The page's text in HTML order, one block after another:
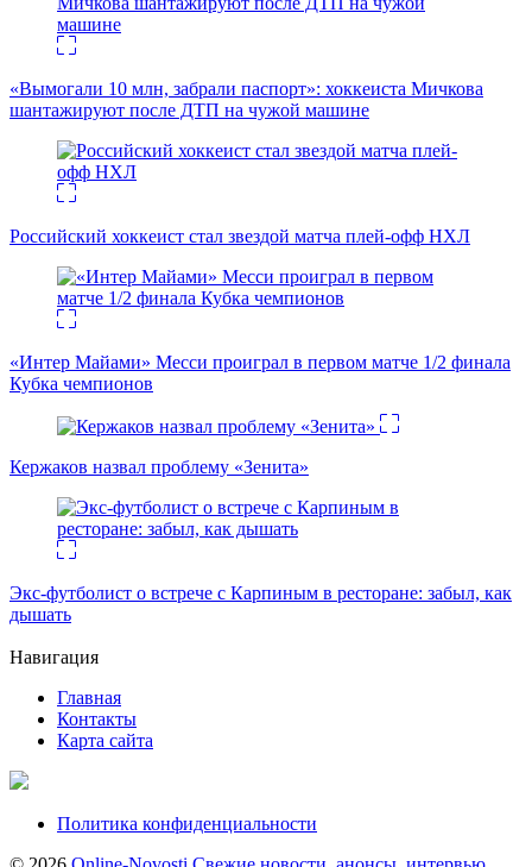
«Вымогали 10 млн, забрали паспорт»: хоккеиста Мичкова
шантажируют после ДТП на чужой машине
Российский хоккеист стал звездой матча плей-офф НХЛ
«Интер Майами» Месси проиграл в первом матче 1/2 финала
Кубка чемпионов
Кержаков назвал проблему «Зенита»
Экс-футболист о встрече с Карпиным в ресторане: забыл, как
дышать
Навигация
Главная
Контакты
Карта сайта
Политика конфиденциальности